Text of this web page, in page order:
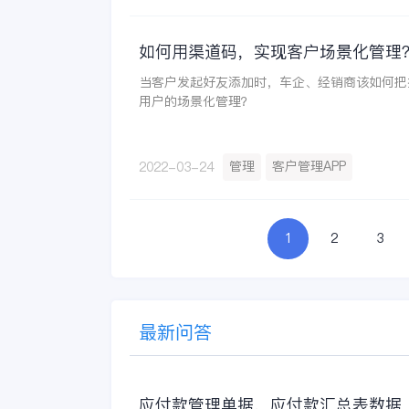
如何用渠道码，实现客户场景化管理
当客户发起好友添加时，车企、经销商该如何
用户的场景化管理？
2022-03-24 管理 客户管理APP
1 2 3
最新问答